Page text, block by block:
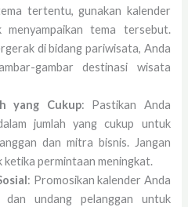
tertentu, gunakan kalender
menyampaikan tema tersebut.
di bidang pariwisata, Anda
gambar destinasi wisata
yang Cukup: Pastikan Anda
jumlah yang cukup untuk
dan mitra bisnis. Jangan
ketika permintaan meningkat.
: Promosikan kalender Anda
dan undang pelanggan untuk